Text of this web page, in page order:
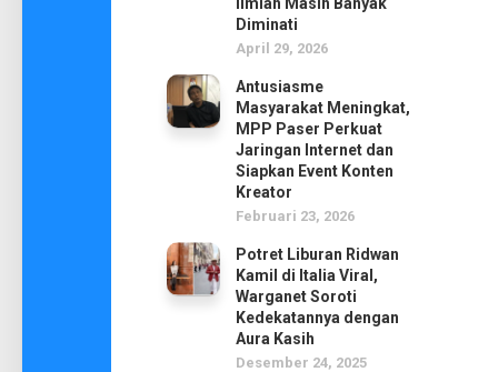
Diminati
April 29, 2026
Antusiasme
Masyarakat Meningkat,
MPP Paser Perkuat
Jaringan Internet dan
Siapkan Event Konten
Kreator
Februari 23, 2026
Potret Liburan Ridwan
Kamil di Italia Viral,
Warganet Soroti
Kedekatannya dengan
Aura Kasih
Desember 24, 2025